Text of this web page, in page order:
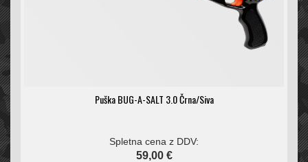
Puška BUG-A-SALT 3.0 Črna/Siva
Spletna cena z DDV:
59,00 €